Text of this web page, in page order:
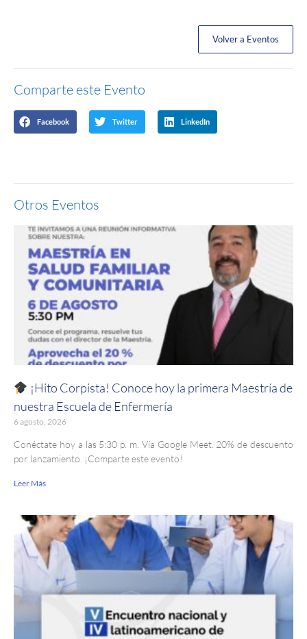
Volver a Eventos
Comparte este Evento
Facebook Twitter LinkedIn
Otros Eventos
¡Hito Corpista! Conoce hoy la primera Maestría de
nuestra Escuela de Enfermería
6 agosto, 2026
Conéctate hoy a las 5:30 p. m. Vía Google Meet. 20% de descuento
por lanzamiento. ¡Comparte este evento!
Leer Más